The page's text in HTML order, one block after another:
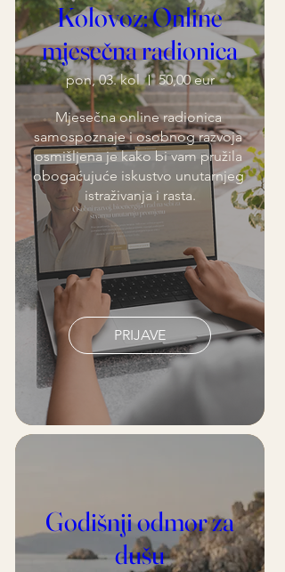
Kolovoz: Online
mjesečna radionica
pon, 03. kol 50,00 eur
Mjesečna online radionica
samospoznaje i osobnog razvoja
osmišljena je kako bi vam pružila
obogaćujuće iskustvo unutarnjeg
istraživanja i rasta.
PRIJAVE
Godišnji odmor za
dušu